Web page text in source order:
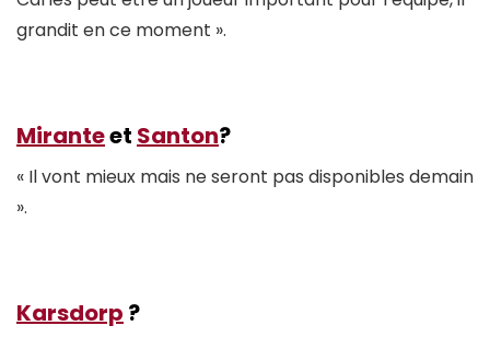
grandit en ce moment ».
Miranteet Santon?
« Il vont mieux mais ne seront pas disponibles demain
».
Karsdorp ?